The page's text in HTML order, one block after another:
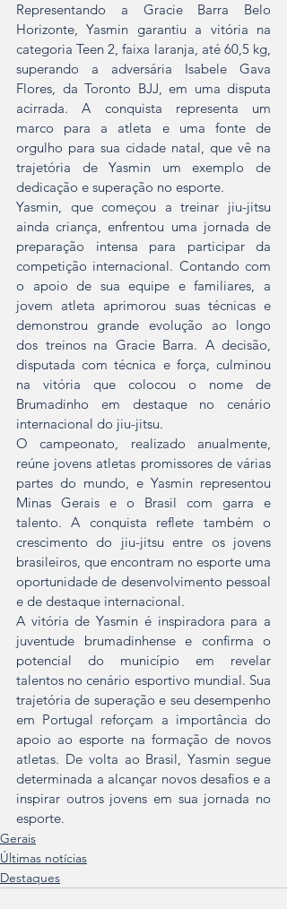
Representando a Gracie Barra Belo
Horizonte, Yasmin garantiu a vitória na
categoria Teen 2, faixa laranja, até 60,5 kg,
superando a adversária Isabele Gava
Flores, da Toronto BJJ, em uma disputa
acirrada. A conquista representa um
marco para a atleta e uma fonte de
orgulho para sua cidade natal, que vê na
trajetória de Yasmin um exemplo de
dedicação e superação no esporte.
Yasmin, que começou a treinar jiu-jitsu
ainda criança, enfrentou uma jornada de
preparação intensa para participar da
competição internacional. Contando com
o apoio de sua equipe e familiares, a
jovem atleta aprimorou suas técnicas e
demonstrou grande evolução ao longo
dos treinos na Gracie Barra. A decisão,
disputada com técnica e força, culminou
na vitória que colocou o nome de
Brumadinho em destaque no cenário
internacional do jiu-jitsu.
O campeonato, realizado anualmente,
reúne jovens atletas promissores de várias
partes do mundo, e Yasmin representou
Minas Gerais e o Brasil com garra e
talento. A conquista reflete também o
crescimento do jiu-jitsu entre os jovens
brasileiros, que encontram no esporte uma
oportunidade de desenvolvimento pessoal
e de destaque internacional.
A vitória de Yasmin é inspiradora para a
juventude brumadinhense e confirma o
potencial do município em revelar
talentos no cenário esportivo mundial. Sua
trajetória de superação e seu desempenho
em Portugal reforçam a importância do
apoio ao esporte na formação de novos
atletas. De volta ao Brasil, Yasmin segue
determinada a alcançar novos desafios e a
inspirar outros jovens em sua jornada no
esporte.
Gerais
Últimas notícias
Destaques